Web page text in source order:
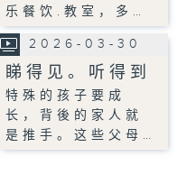
乐餐饮.教室，多…
2026-03-30
睇得见。听得到
特殊的孩子要成
长，背後的家人就
是推手。这些父母…